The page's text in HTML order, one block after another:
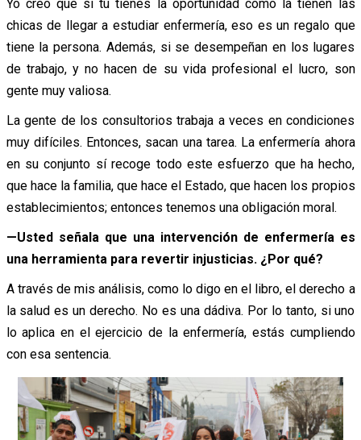
Yo creo que si tú tienes la oportunidad como la tienen las
chicas de llegar a estudiar enfermería, eso es un regalo que
tiene la persona. Además, si se desempeñan en los lugares
de trabajo, y no hacen de su vida profesional el lucro, son
gente muy valiosa.
La gente de los consultorios trabaja a veces en condiciones
muy difíciles. Entonces, sacan una tarea. La enfermería ahora
en su conjunto sí recoge todo este esfuerzo que ha hecho,
que hace la familia, que hace el Estado, que hacen los propios
establecimientos; entonces tenemos una obligación moral.
—Usted señala que una intervención de enfermería es
una herramienta para revertir injusticias. ¿Por qué?
A través de mis análisis, como lo digo en el libro, el derecho a
la salud es un derecho. No es una dádiva. Por lo tanto, si uno
lo aplica en el ejercicio de la enfermería, estás cumpliendo
con esa sentencia.